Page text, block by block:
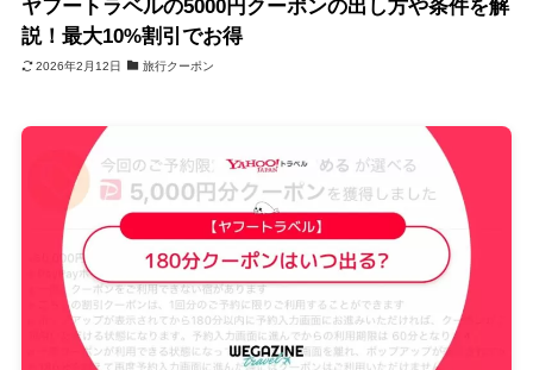
ヤフートラベルの5000円クーポンの出し方や条件を解
説！最大10%割引でお得
2026年2月12日 旅行クーポン